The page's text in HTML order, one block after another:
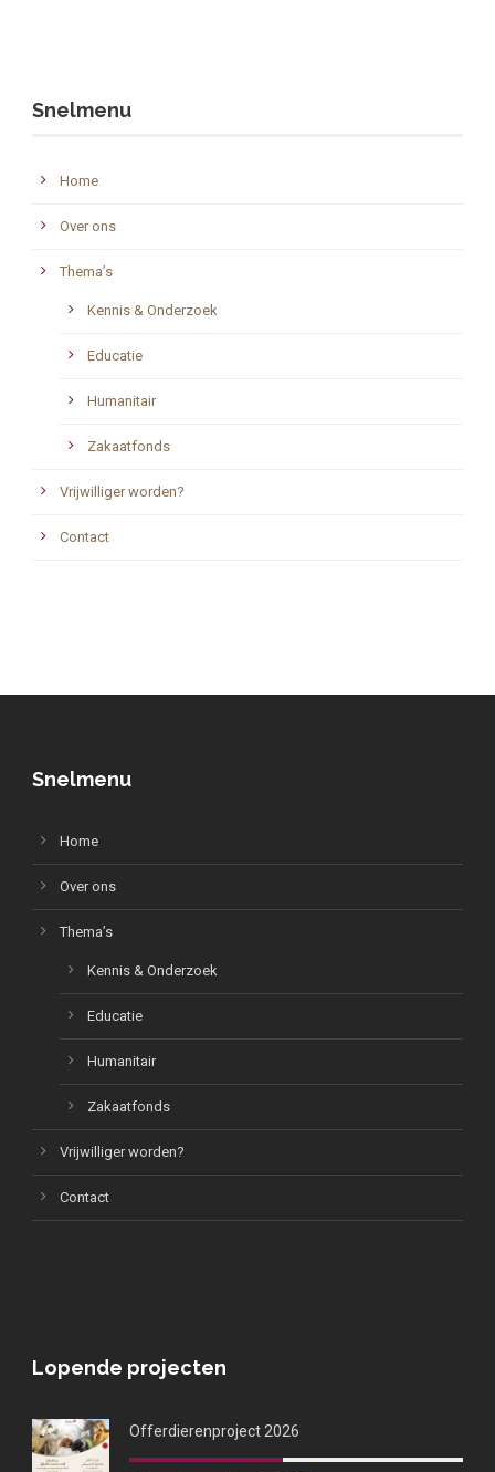
Snelmenu
Home
Over ons
Thema’s
Kennis & Onderzoek
Educatie
Humanitair
Zakaatfonds
Vrijwilliger worden?
Contact
Snelmenu
Home
Over ons
Thema’s
Kennis & Onderzoek
Educatie
Humanitair
Zakaatfonds
Vrijwilliger worden?
Contact
Lopende projecten
Offerdierenproject 2026